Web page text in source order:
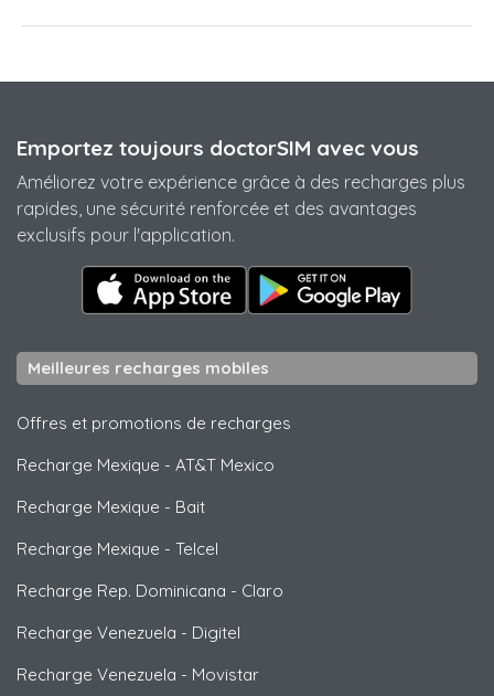
Emportez toujours doctorSIM avec vous
Améliorez votre expérience grâce à des recharges plus
rapides, une sécurité renforcée et des avantages
exclusifs pour l'application.
Meilleures recharges mobiles
Offres et promotions de recharges
Recharge Mexique - AT&T Mexico
Recharge Mexique - Bait
Recharge Mexique - Telcel
Recharge Rep. Dominicana - Claro
Recharge Venezuela - Digitel
Recharge Venezuela - Movistar